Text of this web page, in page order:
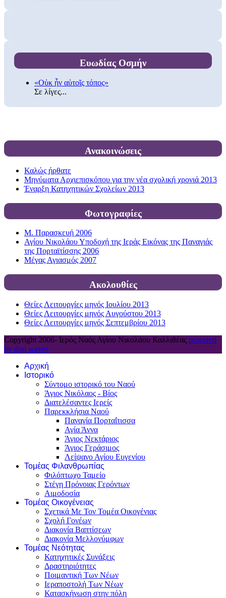
Ευωδίας Οσμήν
«Οὐκ ἦν αὐτοῖς τόπος»
Σε λίγες...
Ανακοινώσεις
Καλώς ήρθατε
Μηνύματα Αρχιεπισκόπου για την νέα σχολική χρονιά 2013
Έναρξη Κατηχητικών Σχολείων 2013
Φωτογραφίες
Μ. Παρασκευή 2006
Αγίου Νικολάου Υποδοχή της Ιεράς Εικόνας της Παναγιάς
της Πορταϊτίσσης 2006
Μέγας Αγιασμός 2007
Ακολουθίες
Θείες Λειτουργίες μηνός Ιουλίου 2013
Θείες Λειτουργίες μηνός Αυγούστου 2013
Θείες Λειτουργίες μηνός Σεπτεμβρίου 2013
Copyright 2006- Ιερός Ναός Αγίου Νικολάου Καλλιθέας powered
by digi waves
Αρχική
Ιστορικό
Σύντομο ιστορικό του Ναού
Άγιος Νικόλαος - Βίος
Διατελέσαντες Ιερείς
Παρεκκλήσια Ναού
Παναγία Πορταΐτισσα
Αγία Άννα
Άγιος Νεκτάριος
Άγιος Γεράσιμος
Λείψανο Αγίου Ευγενίου
Τομέας Φιλανθρωπίας
Φιλόπτωχο Ταμείο
Στέγη Πρόνοιας Γερόντων
Αιμοδοσία
Τομέας Οικογένειας
Σχετικά Με Τον Τομέα Οικογένιας
Σχολή Γονέων
Διακονία Βαπτίσεων
Διακονία Μελλονύμφων
Τομέας Νεότητας
Κατηχητικές Συνάξεις
Δραστηριότητες
Ποιμαντική Των Νέων
Ιεραποστολή Των Νέων
Κατασκήνωση στην πόλη